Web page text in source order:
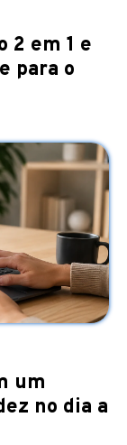
2 em 1 e
para o
um
no dia a